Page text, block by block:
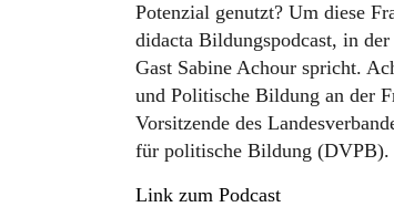
Potenzial genutzt? Um diese
didacta Bildungspodcast, in
Gast Sabine Achour spricht.
und Politische Bildung an der
Vorsitzende des
für politische Bildung (DVPB).
Link zum Podcast